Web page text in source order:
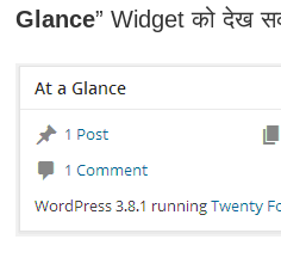
Glance” Widget को देख